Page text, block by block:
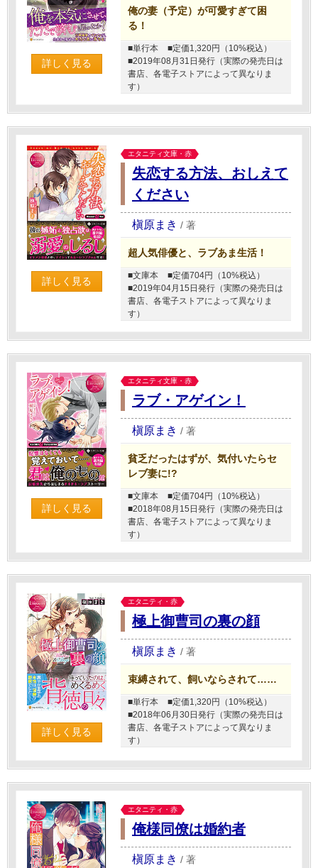
詳しく見る
俺の妻（予定）が可愛すぎて困
る！
■単行本
■定価1,320円（10%税込）
■2019年08月31日発行（実際の発売日は
書店、各電子ストアによって異なりま
す）
詳しく見る
エタニティ文庫・赤
失恋する方法、おしえて
ください
槇原まき / 著
超人気俳優と、ラブあま生活！
■文庫本
■定価704円（10%税込）
■2019年04月15日発行（実際の発売日は
書店、各電子ストアによって異なりま
す）
詳しく見る
エタニティ文庫・赤
ラブ・アゲイン！
槇原まき / 著
貧乏だったはずが、気付いたらセ
レブ妻に!?
■文庫本
■定価704円（10%税込）
■2018年08月15日発行（実際の発売日は
書店、各電子ストアによって異なりま
す）
詳しく見る
エタニティ・赤
極上御曹司の裏の顔
槇原まき / 著
束縛されて、飼いならされて……
■単行本
■定価1,320円（10%税込）
■2018年06月30日発行（実際の発売日は
書店、各電子ストアによって異なりま
す）
エタニティ・赤
俺様同僚は婚約者
槇原まき / 著